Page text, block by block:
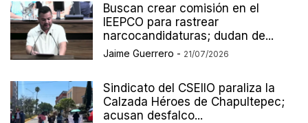
Buscan crear comisión en el
IEEPCO para rastrear
narcocandidaturas; dudan de...
Jaime Guerrero - 21/07/2026
Sindicato del CSEIIO paraliza la
Calzada Héroes de Chapultepec;
acusan desfalco...